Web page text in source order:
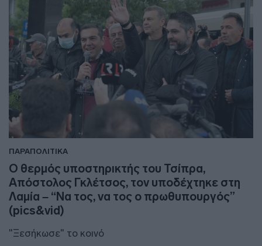
ΠΑΡΑΠΟΛΙΤΙΚΑ
Ο θερμός υποστηρικτής του Τσίπρα,
Απόστολος Γκλέτσος, τον υποδέχτηκε στη
Λαμία – “Να τος, να τος ο πρωθυπουργός”
(pics&vid)
"Ξεσήκωσε" το κοινό